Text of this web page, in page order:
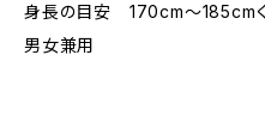
身長の目安 170cm〜185cm
男女兼用